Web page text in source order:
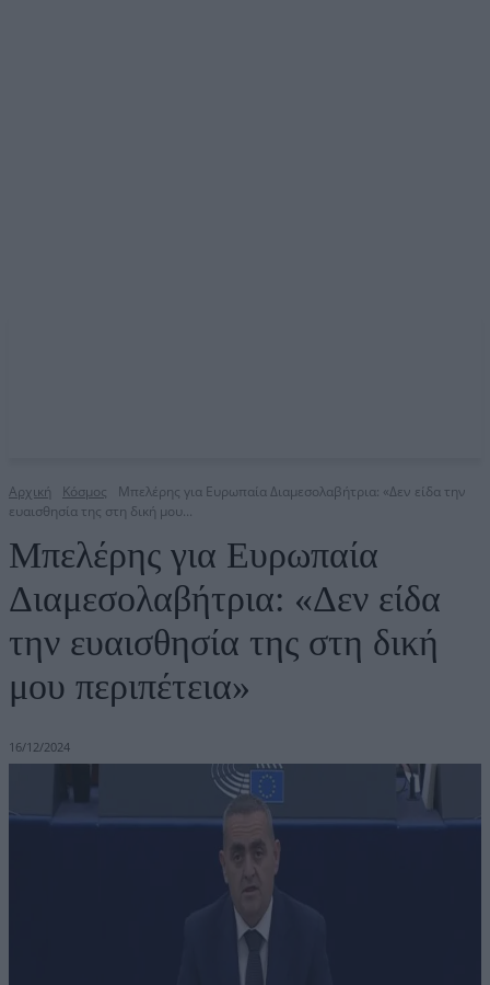
Αρχική Κόσμος
Μπελέρης για Ευρωπαία Διαμεσολαβήτρια: «Δεν είδα την
ευαισθησία της στη δική μου...
Μπελέρης για Ευρωπαία
Διαμεσολαβήτρια: «Δεν είδα
την ευαισθησία της στη δική
μου περιπέτεια»
16/12/2024